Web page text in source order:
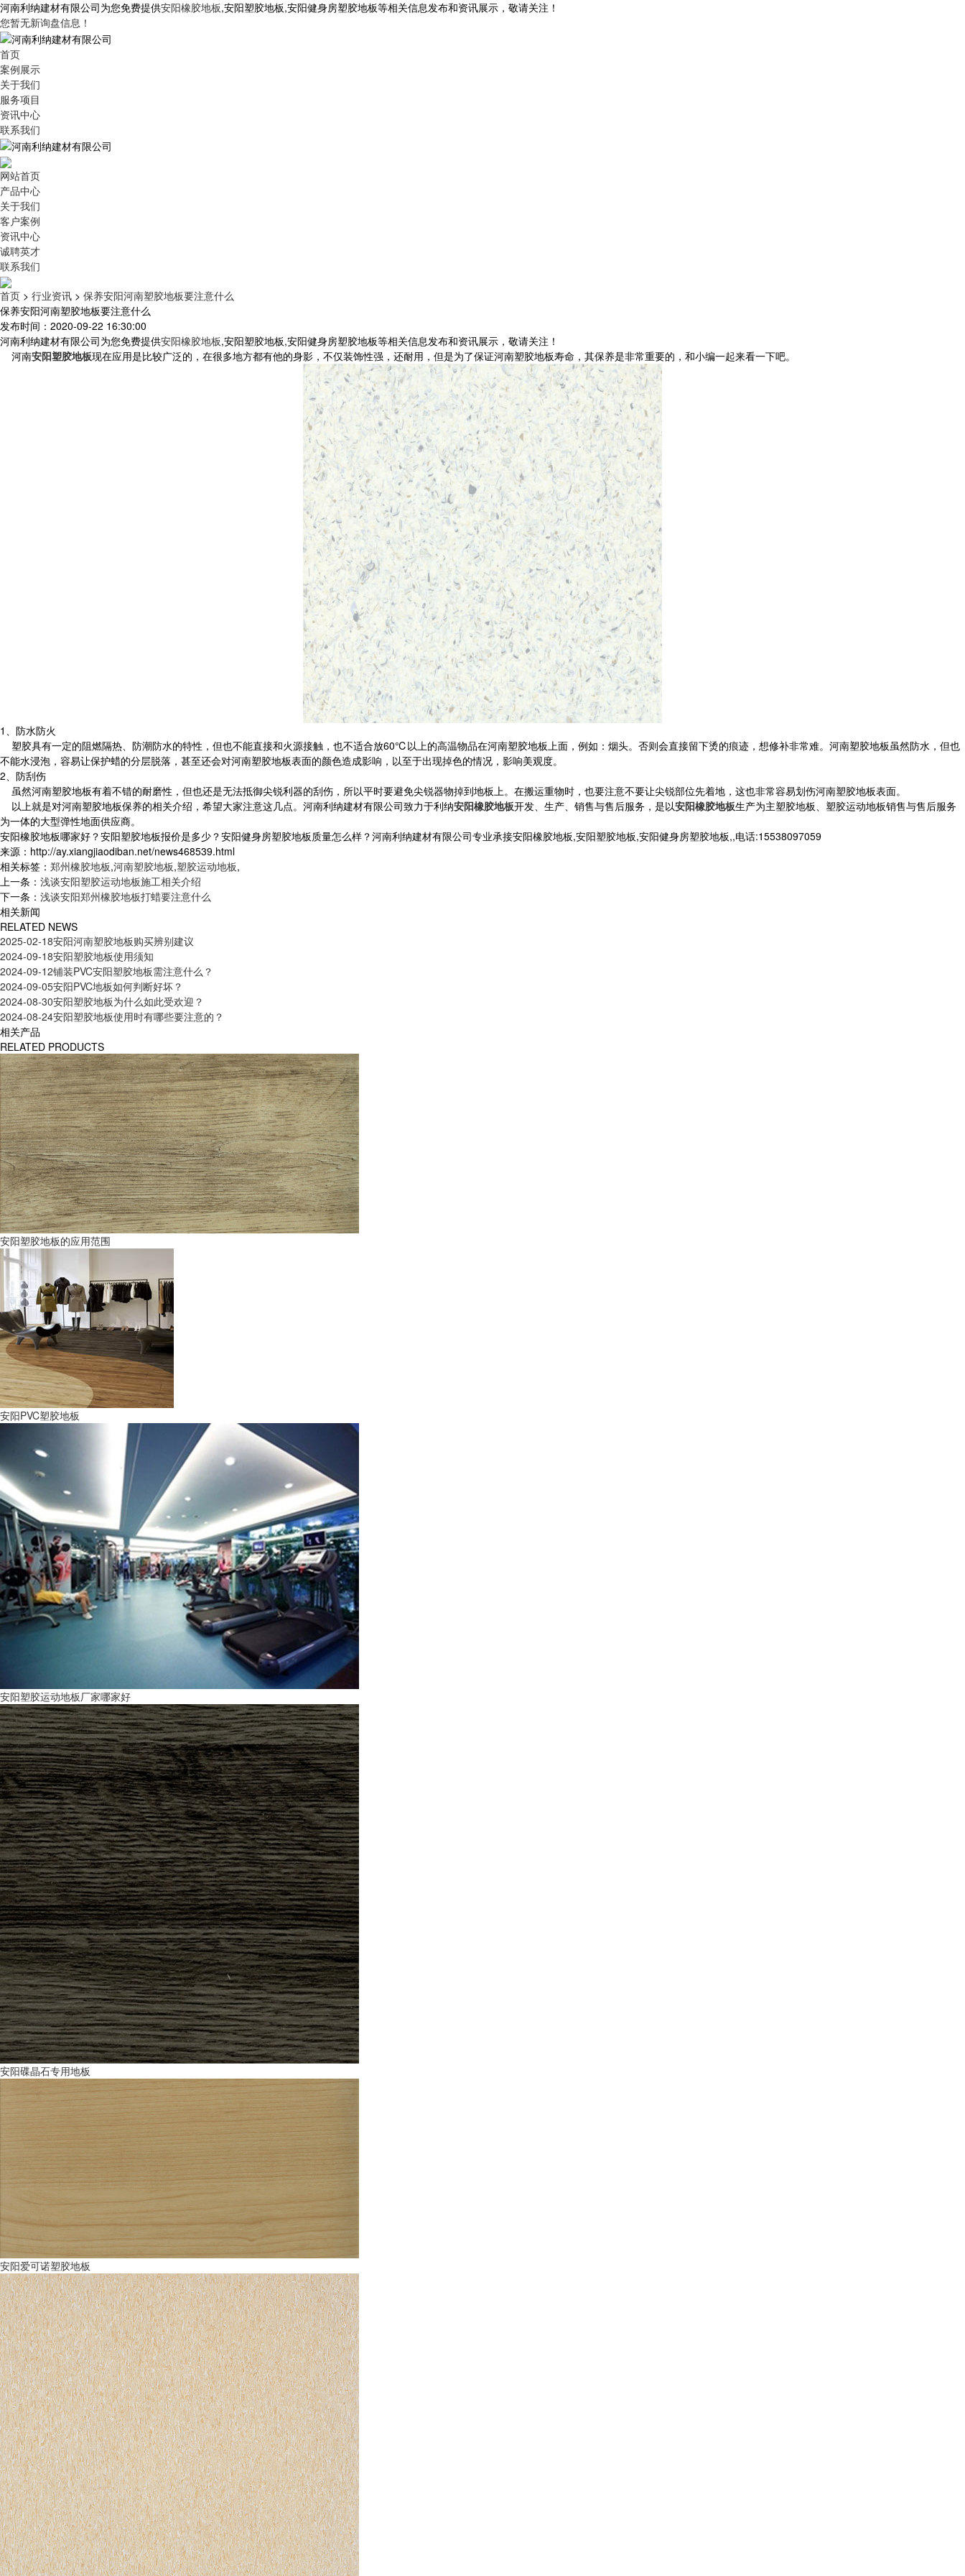
河南利纳建材有限公司为您免费提供安阳橡胶地板,安阳塑胶地板,安阳健身房塑胶地板等相关信息发布和资讯展示，敬请关注！
您暂无新询盘信息！
首页
案例展示
关于我们
服务项目
资讯中心
联系我们
网站首页
产品中心
关于我们
客户案例
资讯中心
诚聘英才
联系我们
首页 > 行业资讯 > 保养安阳河南塑胶地板要注意什么
保养安阳河南塑胶地板要注意什么
发布时间：2020-09-22 16:30:00
河南利纳建材有限公司为您免费提供安阳橡胶地板,安阳塑胶地板,安阳健身房塑胶地板等相关信息发布和资讯展示，敬请关注！
河南安阳塑胶地板现在应用是比较广泛的，在很多地方都有他的身影，不仅装饰性强，还耐用，但是为了保证河南塑胶地板寿命，其保养是非常重要的，和小编一起来看一下吧。
1、防水防火
塑胶具有一定的阻燃隔热、防潮防水的特性，但也不能直接和火源接触，也不适合放60℃以上的高温物品在河南塑胶地板上面，例如：烟头。否则会直接留下烫的痕迹，想修补非常难。河南塑胶地板虽然防水，但也
不能水浸泡，容易让保护蜡的分层脱落，甚至还会对河南塑胶地板表面的颜色造成影响，以至于出现掉色的情况，影响美观度。
2、防刮伤
虽然河南塑胶地板有着不错的耐磨性，但也还是无法抵御尖锐利器的刮伤，所以平时要避免尖锐器物掉到地板上。在搬运重物时，也要注意不要让尖锐部位先着地，这也非常容易划伤河南塑胶地板表面。
以上就是对河南塑胶地板保养的相关介绍，希望大家注意这几点。河南利纳建材有限公司致力于利纳安阳橡胶地板开发、生产、销售与售后服务，是以安阳橡胶地板生产为主塑胶地板、塑胶运动地板销售与售后服务
为一体的大型弹性地面供应商。
安阳橡胶地板哪家好？安阳塑胶地板报价是多少？安阳健身房塑胶地板质量怎么样？河南利纳建材有限公司专业承接安阳橡胶地板,安阳塑胶地板,安阳健身房塑胶地板,,电话:15538097059
来源：http://ay.xiangjiaodiban.net/news468539.html
相关标签： 郑州橡胶地板,河南塑胶地板,塑胶运动地板,
上一条： 浅谈安阳塑胶运动地板施工相关介绍
下一条： 浅谈安阳郑州橡胶地板打蜡要注意什么
相关新闻
RELATED NEWS
2025-02-18安阳河南塑胶地板购买辨别建议
2024-09-18安阳塑胶地板使用须知
2024-09-12铺装PVC安阳塑胶地板需注意什么？
2024-09-05安阳PVC地板如何判断好坏？
2024-08-30安阳塑胶地板为什么如此受欢迎？
2024-08-24安阳塑胶地板使用时有哪些要注意的？
相关产品
RELATED PRODUCTS
安阳塑胶地板的应用范围
安阳PVC塑胶地板
安阳塑胶运动地板厂家哪家好
安阳碟晶石专用地板
安阳爱可诺塑胶地板